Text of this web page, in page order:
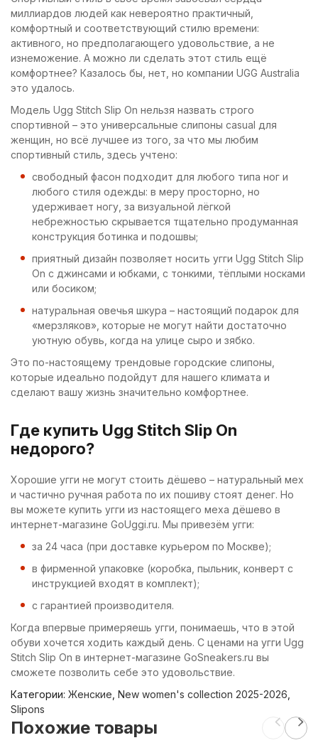
миллиардов людей как невероятно практичный,
комфортный и соответствующий стилю времени:
активного, но предполагающего удовольствие, а не
изнеможение. А можно ли сделать этот стиль ещё
комфортнее? Казалось бы, нет, но компании UGG Australia
это удалось.
Модель Ugg Stitch Slip On нельзя назвать строго
спортивной – это универсальные слипоны casual для
женщин, но всё лучшее из того, за что мы любим
спортивный стиль, здесь учтено:
свободный фасон подходит для любого типа ног и
любого стиля одежды: в меру просторно, но
удерживает ногу, за визуальной лёгкой
небрежностью скрывается тщательно продуманная
конструкция ботинка и подошвы;
приятный дизайн позволяет носить угги Ugg Stitch Slip
On с джинсами и юбками, с тонкими, тёплыми носками
или босиком;
натуральная овечья шкура – настоящий подарок для
«мерзляков», которые не могут найти достаточно
уютную обувь, когда на улице сыро и зябко.
Это по-настоящему трендовые городские слипоны,
которые идеально подойдут для нашего климата и
сделают вашу жизнь значительно комфортнее.
Где купить Ugg Stitch Slip On
недорого?
Хорошие угги не могут стоить дёшево – натуральный мех
и частично ручная работа по их пошиву стоят денег. Но
вы можете купить угги из настоящего меха дёшево в
интернет-магазине GoUggi.ru. Мы привезём угги:
за 24 часа (при доставке курьером по Москве);
в фирменной упаковке (коробка, пыльник, конверт с
инструкцией входят в комплект);
с гарантией производителя.
Когда впервые примеряешь угги, понимаешь, что в этой
обуви хочется ходить каждый день. С ценами на угги Ugg
Stitch Slip On в интернет-магазине GoSneakers.ru вы
сможете позволить себе это удовольствие.
Категории: Женские New women's collection 2025-2026
Slipons
Похожие товары